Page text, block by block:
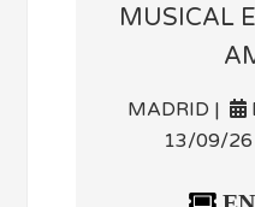
MUSICAL
MADRID |
13/09/26